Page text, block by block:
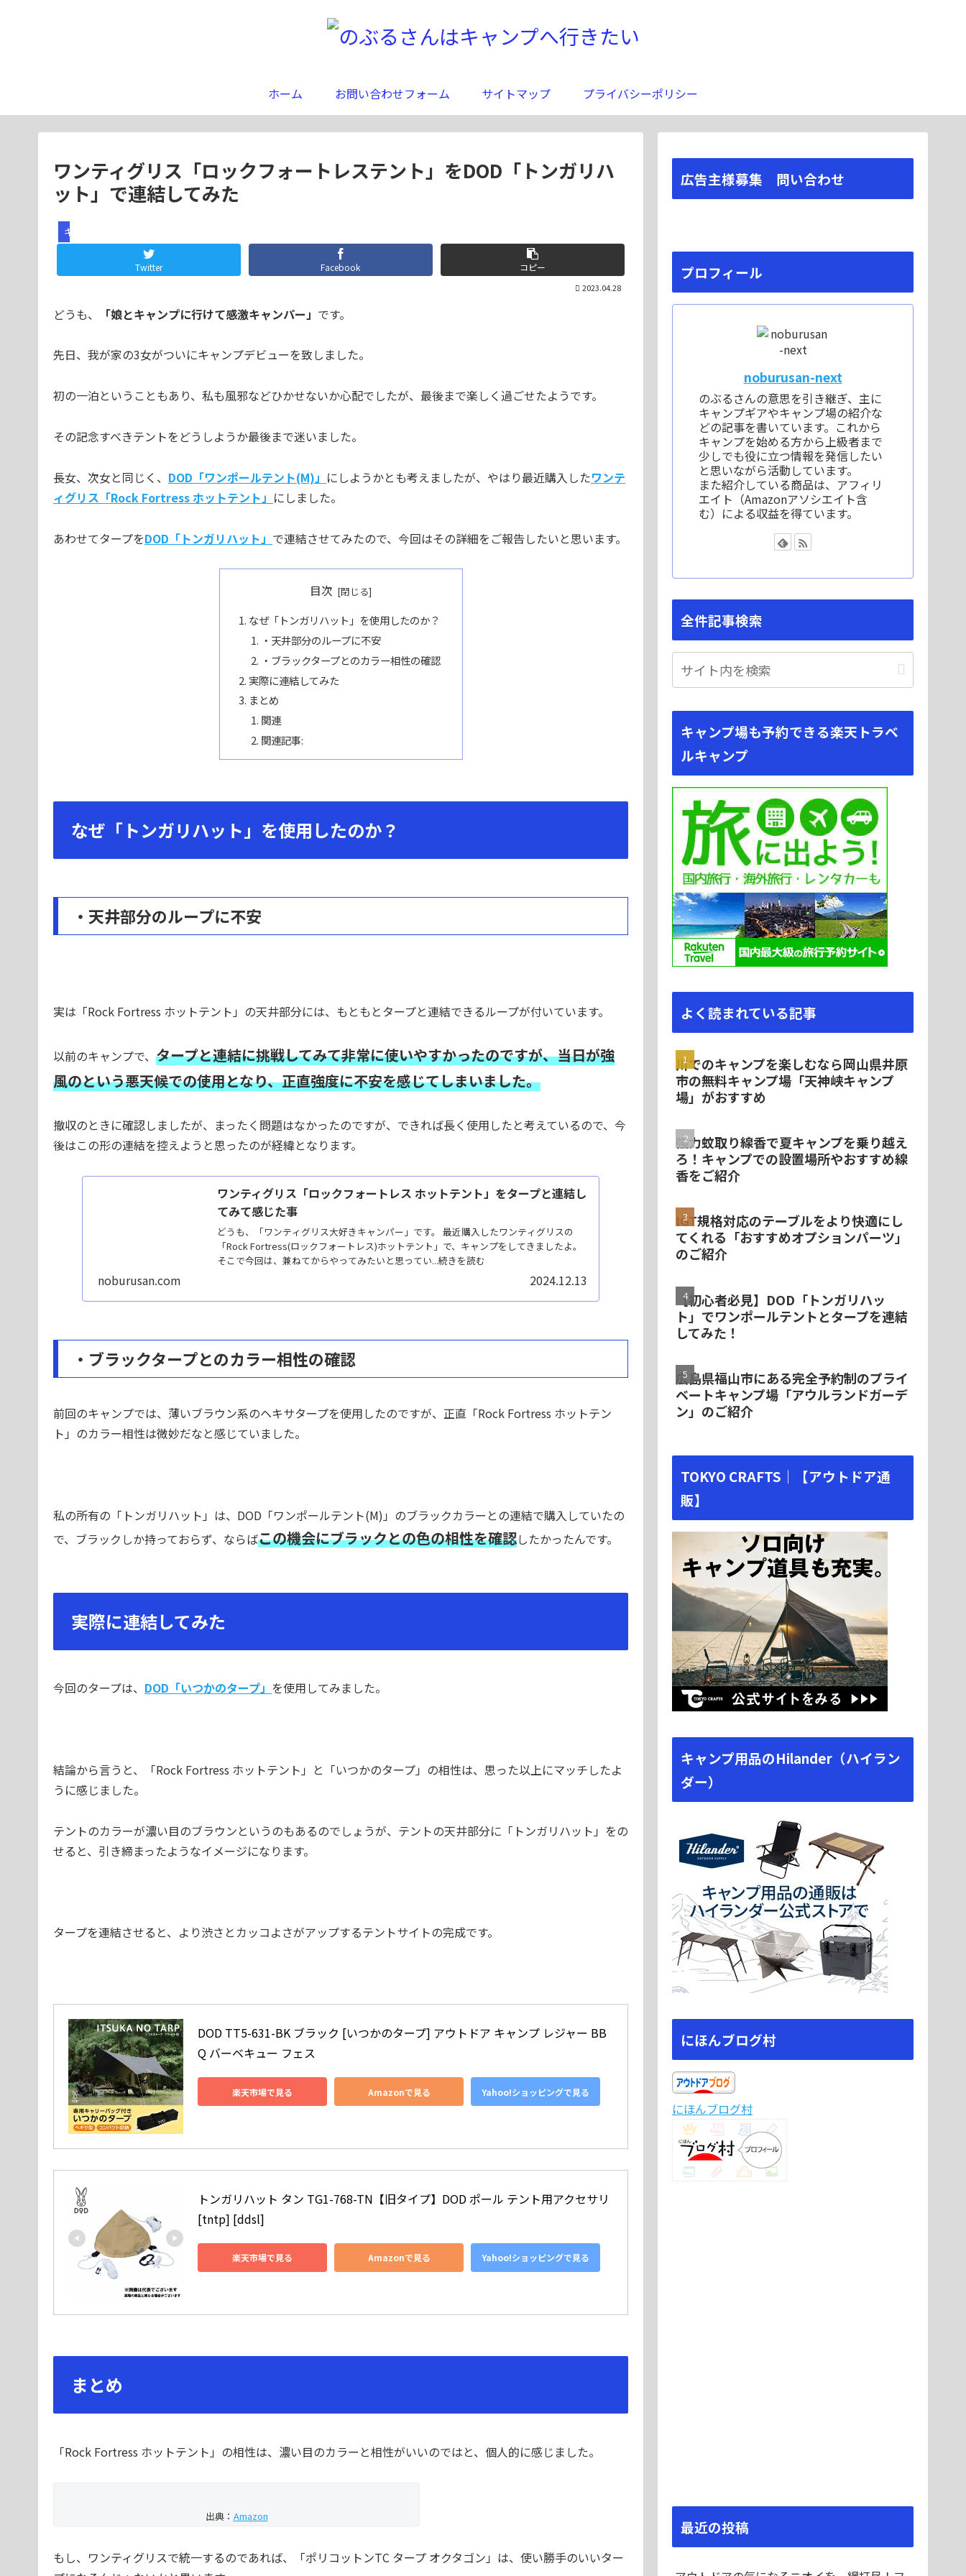
ホーム お問い合わせフォーム サイトマップ プライバシーポリシー
ワンティグリス「ロックフォートレステント」をDOD「トンガリハ
ット」で連結してみた
ギア
Twitter Facebook コピー
2023.04.28
どうも、 「娘とキャンプに行けて感激キャンパー」 です。
先日、我が家の3女がついにキャンプデビューを致しました。
初の一泊ということもあり、私も風邪などひかせないか心配でしたが、最後まで楽しく過ごせたようです。
その記念すべきテントをどうしようか最後まで迷いました。
長女、次女と同じく、 DOD「ワンポールテント(M)」 にしようかとも考えましたが、やはり最近購入したワンテ
ィグリス「Rock Fortress ホットテント」 にしました。
あわせてタープをDOD「トンガリハット」 で連結させてみたので、今回はその詳細をご報告したいと思います。
目次
なぜ「トンガリハット」を使用したのか？
・天井部分のループに不安
・ブラックタープとのカラー相性の確認
実際に連結してみた
まとめ
関連
関連記事:
なぜ「トンガリハット」を使用したのか？
・天井部分のループに不安
実は「Rock Fortress ホットテント」の天井部分には、もともとタープと連結できるループが付いています。
以前のキャンプで、 タープと連結に挑戦してみて非常に使いやすかったのですが、当日が強
風のという悪天候での使用となり、正直強度に不安を感じてしまいました。
撤収のときに確認しましたが、まったく問題はなかったのですが、できれば長く使用したと考えているので、今
後はこの形の連結を控えようと思ったのが経緯となります。
ワンティグリス「ロックフォートレス ホットテント」をタープと連結し
てみて感じた事
どうも、「ワンティグリス大好きキャンパー」です。 最近購入したワンティグリスの
「Rock Fortress(ロックフォートレス)ホットテント」で、キャンプをしてきましたよ。
そこで今回は、兼ねてからやってみたいと思ってい...続きを読む
noburusan.com 2024.12.13
・ブラックタープとのカラー相性の確認
前回のキャンプでは、薄いブラウン系のヘキサタープを使用したのですが、正直「Rock Fortress ホットテン
ト」のカラー相性は微妙だなと感じていました。
私の所有の「トンガリハット」は、DOD「ワンポールテント(M)」のブラックカラーとの連結で購入していたの
で、ブラックしか持っておらず、ならばこの機会にブラックとの色の相性を確認したかったんです。
実際に連結してみた
今回のタープは、 DOD「いつかのタープ」 を使用してみました。
結論から言うと、「Rock Fortress ホットテント」と「いつかのタープ」の相性は、思った以上にマッチしたよ
うに感じました。
テントのカラーが濃い目のブラウンというのもあるのでしょうが、テントの天井部分に「トンガリハット」をの
せると、引き締まったようなイメージになります。
タープを連結させると、より渋さとカッコよさがアップするテントサイトの完成です。
DOD TT5-631-BK ブラック [いつかのタープ] アウトドア キャンプ レジャー BB
Q バーベキュー フェス
楽天市場で見る Amazonで見る Yahoo!ショッピングで見る
トンガリハット タン TG1-768-TN【旧タイプ】DOD ポール テント用アクセサリ
[tntp] [ddsl]
楽天市場で見る Amazonで見る Yahoo!ショッピングで見る
まとめ
「Rock Fortress ホットテント」の相性は、濃い目のカラーと相性がいいのではと、個人的に感じました。
出典： Amazon
もし、ワンティグリスで統一するのであれば、「ポリコットンTC タープ オクタゴン」は、使い勝手のいいター
広告主様募集 問い合わせ
プロフィール
noburusan-next
のぶるさんの意思を引き継ぎ、主に
キャンプギアやキャンプ場の紹介な
どの記事を書いています。これから
キャンプを始める方から上級者まで
少しでも役に立つ情報を発信したい
と思いながら活動しています。
また紹介している商品は、アフィリ
エイト（Amazonアソシエイト含
む）による収益を得ています。
全件記事検索
キャンプ場も予約できる楽天トラベ
ルキャンプ
よく読まれている記事
川でのキャンプを楽しむなら岡山県井原
市の無料キャンプ場「天神峡キャンプ
場」がおすすめ
強力蚊取り線香で夏キャンプを乗り越え
ろ！キャンプでの設置場所やおすすめ線
香をご紹介
IGT規格対応のテーブルをより快適にし
てくれる「おすすめオプションパーツ」
のご紹介
【初心者必見】DOD「トンガリハッ
ト」でワンポールテントとタープを連結
してみた！
広島県福山市にある完全予約制のプライ
ベートキャンプ場「アウルランドガーデ
ン」のご紹介
TOKYO CRAFTS｜【アウトドア通
販】
キャンプ用品のHilander（ハイラン
ダー）
にほんブログ村
にほんブログ村
最近の投稿